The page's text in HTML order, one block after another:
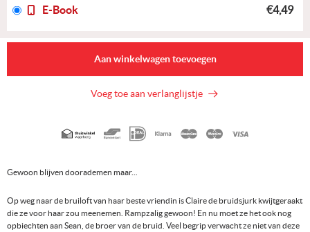
Gewoon blijven doorademen maar...
Op weg naar de bruiloft van haar beste vriendin is Claire de bruidsjurk kwijtgeraakt
die ze voor haar zou meenemen. Rampzalig gewoon! En nu moet ze het ook nog
opbiechten aan Sean, de broer van de bruid. Veel begrip verwacht ze niet van deze
E-Book €4,49
Aan winkelwagen toevoegen
Voeg toe aan verlanglijstje
Geaccepteerde